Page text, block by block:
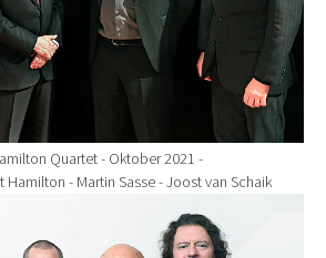
Quartet - Oktober 2021 -
Hamilton - Martin Sasse - Joost van Schaik